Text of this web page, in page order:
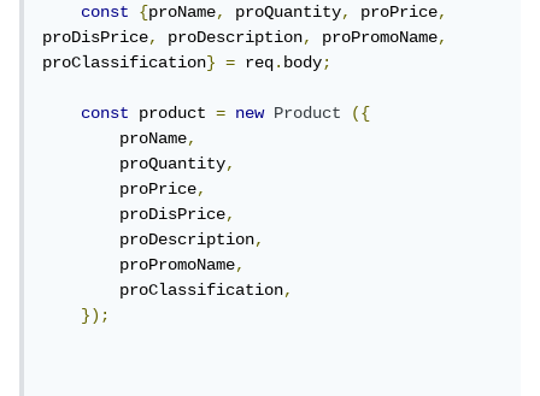
const
{proName, proQuantity, proPrice,
proDisPrice, proDescription, proPromoName,
proClassification} = req.body;
const product = new Product
({
        proName
,
        proQuantity
,
        proPrice
,
        proDisPrice
,
        proDescription
,
        proPromoName
,
        proClassification
,
});